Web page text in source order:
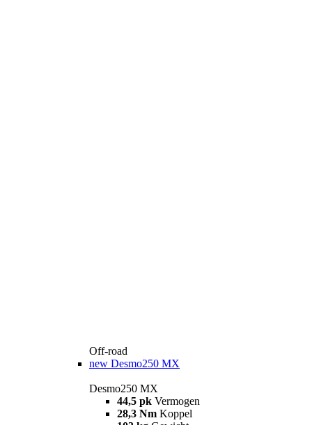
Off-road
new Desmo250 MX
Desmo250 MX
44,5 pk Vermogen
28,3 Nm Koppel